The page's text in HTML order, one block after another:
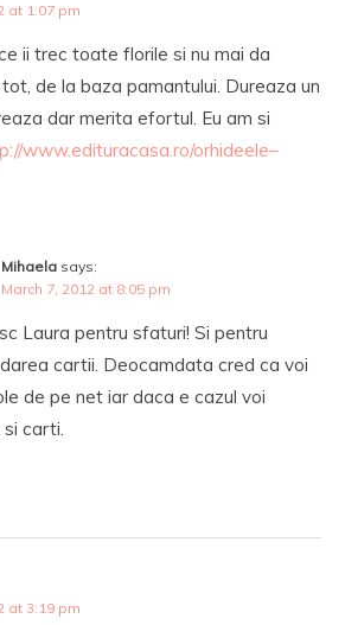
at 1:07 pm
ii trec toate florile si nu mai da
de la baza pamantului. Dureaza un
dar merita efortul. Eu am si
www.edituracasa.ro/orhideele–
Mihaela says:
March 7, 2012 at 8:05 pm
Laura pentru sfaturi! Si pentru
cartii. Deocamdata cred ca voi
de pe net iar daca e cazul voi
carti.
at 3:19 pm